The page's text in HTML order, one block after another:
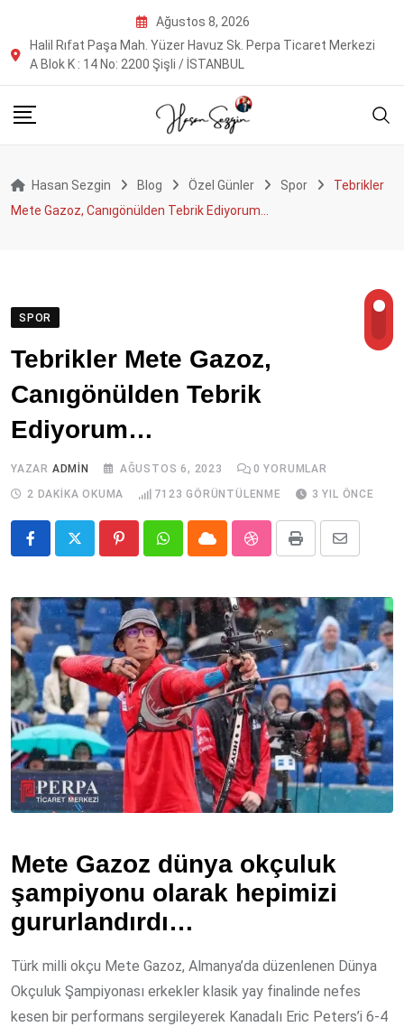
content
Ağustos 8, 2026
Halil Rıfat Paşa Mah. Yüzer Havuz Sk. Perpa Ticaret Merkezi
A Blok K : 14 No: 2200 Şişli / İSTANBUL
Hasan Sezgin Blog Özel Günler Spor
Tebrikler
Mete Gazoz, Canıgönülden Tebrik Ediyorum…
SPOR
Tebrikler Mete Gazoz,
Canıgönülden Tebrik
Ediyorum…
YAZAR ADMIN AĞUSTOS 6, 2023 0 YORUMLAR
2 DAKIKA OKUMA
7123 GÖRÜNTÜLENME 3 YIL ÖNCE
PinterestWhatsappCloud StumbleUpon
Print
Share
Email
Mete Gazoz dünya okçuluk
şampiyonu olarak hepimizi
gururlandırdı…
Türk milli okçu Mete Gazoz, Almanya’da düzenlenen Dünya
Okçuluk Şampiyonası erkekler klasik yay finalinde nefes
kesen bir performans sergileyerek Kanadalı Eric Peters’i 6-4